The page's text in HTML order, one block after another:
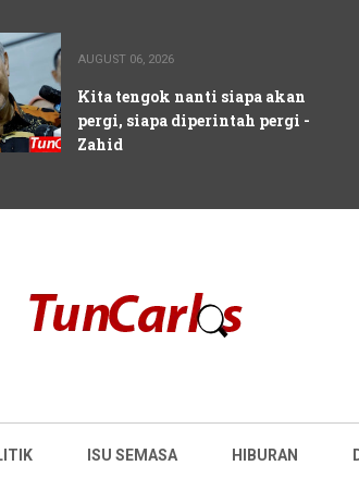
AUGUST 06, 2026
Kita tengok nanti siapa akan
pergi, siapa diperintah pergi -
Zahid
ISU SEMASA HIBURAN